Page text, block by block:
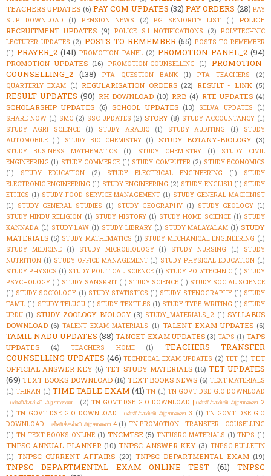
TEACHERS UPDATES (6) PAY COM UPDATES (32) PAY ORDERS (28) PAY
SLIP DOWNLOAD
(1) PENSION NEWS (2) PG SENIORITY LIST (1)
POLICE
RECRUITMENT UPDATES (9) POLICE S.I NOTIFICATIONS (2) POLYTECHNIC
LECTURER UPDATES (2) POSTS TO REMEMBER (55) POSTS-TO-REMEMBER
(1) PRAYER_2 (141) PROMOTION PANEL (2) PROMOTION PANEL_2 (94)
PROMOTION UPDATES (16) PROMOTION-COUNSELLING (1)
PROMOTION-
COUNSELLING_2 (138) PTA QUESTION BANK (1) PTA TEACHERS
(2)
QUARTERLY EXAM (1) REGULARISATION ORDERS (22) RESULT - LINK (5)
RESULT UPDATES (90) RH DOWNLOAD (10) RRB (4) RTE UPDATES (4)
SCHOLARSHIP UPDATES (6) SCHOOL UPDATES (13) SELVA UPDATES
(1)
SHARE NOW (1) SMC (2) SSC UPDATES (2) STORY (8) STUDY ACCOUNTANCY (1)
STUDY AGRI SCIENCE
(1) STUDY ARABIC (1) STUDY AUDITING (1)
STUDY
AUTOMOBILE (1) STUDY BIO CHEMISTRY (1) STUDY BOTANY-BIOLOGY (3)
STUDY BUSINESS MATHEMATICS (1) STUDY CHEMISTRY (1)
STUDY CIVIL
ENGINEERING (1) STUDY COMMERCE (1) STUDY COMPUTER (2) STUDY ECONOMICS
(1)
STUDY EDUCATION (2) STUDY ELECTRICAL ENGINEERING (1)
STUDY
ELECTRONIC ENGINEERING (1) STUDY ENGINEERING (2) STUDY ENGLISH (1) STUDY
ETHICS (1) STUDY FOOD SERVICE MANAGEMENT (1) STUDY GENERAL MACHINIST
(1) STUDY GENERAL STUDIES (1) STUDY GEOGRAPHY (1) STUDY GEOLOGY (1)
STUDY HINDU RELIGION (1) STUDY HISTORY (1) STUDY HOME SCIENCE (1) STUDY
KANNADA (1) STUDY LAW (1) STUDY LIBRARY (1) STUDY MALAYALAM (1) STUDY
MATERIALS (5) STUDY MATHEMATICS (1) STUDY MECHANICAL ENGINEERING (1)
STUDY MEDICINE
(1) STUDY MICROBIOLOGY (1) STUDY NURSING (1)
STUDY
NUTRITION (1) STUDY OFFICE MANAGEMENT (1) STUDY PHYSICAL EDUCATION (1)
STUDY PHYSICS (1) STUDY POLITICAL SCIENCE (1) STUDY POLYTECHNIC (1) STUDY
PSYCHOLOGY (1) STUDY SANSKRIT (1) STUDY SCIENCE (1) STUDY SOCIAL SCIENCE
(1) STUDY SOCIOLOGY (1) STUDY STATISTICS (1) STUDY STENOGRAPHY (1) STUDY
TAMIL (1) STUDY TELUGU (1) STUDY TEXTILES (1) STUDY TYPE WRITING (1) STUDY
URDU (1) STUDY ZOOLOGY-BIOLOGY (3) STUDY_MATERIALS_2 (1) SYLLABUS
DOWNLOAD (6) TALENT EXAM MATERIALS (1) TALENT EXAM UPDATES (6)
TAMIL NADU UPDATES (88) TANCET EXAM UPDATES (3) TAPS (1) TAPS
UPDATES
(4) TEACHERS HOME (1)
TEACHERS TRANSFER
COUNSELLING UPDATES (46) TECHNICAL EXAM UPDATES (2) TET (1) TET
OFFICIAL ANSWER KEY (6) TET STUDY MATERIALS (16) TET UPDATES
(69) TEXT BOOKS DOWNLOAD (16) TEXT BOOKS NEWS (6) TEXT MATERIALS
(1) THIRAN (1) TIME TABLE EXAM (41) TN (1) TN GOVT DSE G.O DOWNLOAD
| பள்ளிக்கல்வி அரசாணை 1 (2) TN GOVT DSE G.O DOWNLOAD | பள்ளிக்கல்வி அரசாணை 2
(1) TN GOVT DSE G.O DOWNLOAD | பள்ளிக்கல்வி அரசாணை 3 (1) TN GOVT DSE G.O
DOWNLOAD | பள்ளிக்கல்வி அரசாணை 4 (1) TN PROMOTION - TRANSFER - COUSELLING
(1) TN TEXT BOOKS ONLINE (1) TNCMTSE (5) TNFUSRC MATERIALS (1) TNPS (1)
TNPSC ANNUAL PLANNER (10) TNPSC ANSWER KEY (3) TNPSC BULLETIN
(1) TNPSC CURRENT AFFAIRS (20) TNPSC DEPARTMENTAL EXAM (19)
TNPSC DEPARTMENTAL EXAM ONLINE TEST (61)
TNPSC